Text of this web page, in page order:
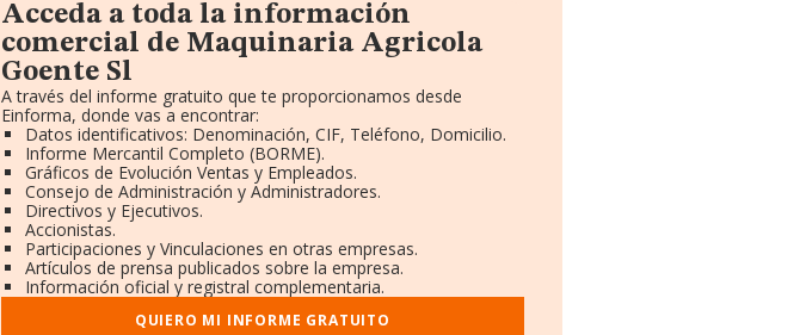
Acceda a toda la información
comercial de Maquinaria Agricola
Goente Sl
A través del informe gratuito que te proporcionamos desde
Einforma, donde vas a encontrar:
Datos identificativos: Denominación, CIF, Teléfono, Domicilio.
Informe Mercantil Completo (BORME).
Gráficos de Evolución Ventas y Empleados.
Consejo de Administración y Administradores.
Directivos y Ejecutivos.
Accionistas.
Participaciones y Vinculaciones en otras empresas.
Artículos de prensa publicados sobre la empresa.
Información oficial y registral complementaria.
QUIERO MI INFORME GRATUITO